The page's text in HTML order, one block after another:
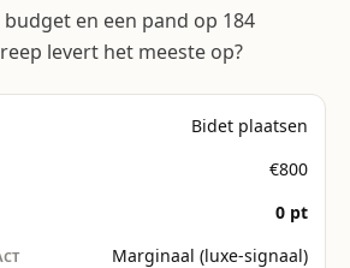
budget en een pand op 184
levert het meeste op?
Bidet plaatsen
€800
0 pt
Marginaal (luxe-signaal)